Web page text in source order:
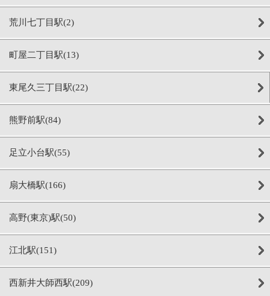
荒川七丁目駅(2)
町屋二丁目駅(13)
東尾久三丁目駅(22)
熊野前駅(84)
足立小台駅(55)
扇大橋駅(166)
高野(東京)駅(50)
江北駅(151)
西新井大師西駅(209)